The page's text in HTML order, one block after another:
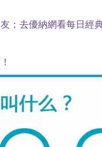
；去優納網看每日經